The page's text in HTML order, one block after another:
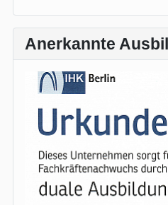
Anerkannte